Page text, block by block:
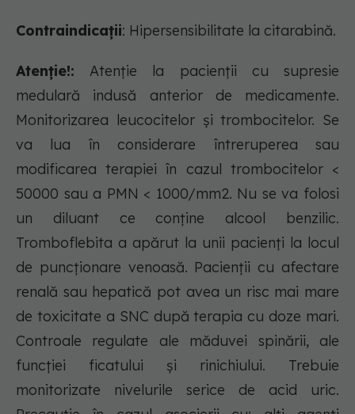
Contraindicații: Hipersensibilitate la citarabină.
Atenție!: Atenţie la pacienţii cu supresie
medulară indusă anterior de medicamente.
Monitorizarea leucocitelor şi trombocitelor. Se
va lua în considerare întreruperea sau
modificarea terapiei în cazul trombocitelor <
50000 sau a PMN < 1000/mm2. Nu se va folosi
un diluant ce conţine alcool benzilic.
Tromboflebita a apărut la unii pacienţi la locul
de puncţionare venoasă. Pacienţii cu afectare
renală sau hepatică pot avea un risc mai mare
de toxicitate a SNC după terapia cu doze mari.
Controale regulate ale măduvei spinării, ale
funcţiei ficatului şi rinichiului. Trebuie
monitorizate nivelurile serice de acid uric.